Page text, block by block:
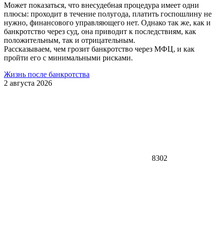
Может показаться, что внесудебная процедура имеет одни
плюсы: проходит в течение полугода, платить госпошлину не
нужно, финансового управляющего нет. Однако так же, как и
банкротство через суд, она приводит к последствиям, как
положительным, так и отрицательным.
Рассказываем, чем грозит банкротство через МФЦ, и как
пройти его с минимальными рисками.
Жизнь после банкротства
2 августа 2026
8302